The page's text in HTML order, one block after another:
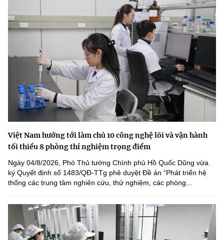
Việt Nam hướng tới làm chủ 10 công nghệ lõi và vận hành
tối thiểu 8 phòng thí nghiệm trọng điểm
Ngày 04/8/2026, Phó Thủ tướng Chính phủ Hồ Quốc Dũng vừa
ký Quyết định số 1483/QĐ-TTg phê duyệt Đề án “Phát triển hệ
thống các trung tâm nghiên cứu, thử nghiệm, các phòng...